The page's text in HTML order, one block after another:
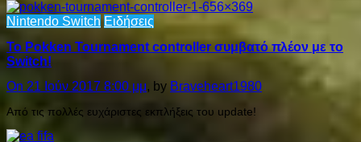
Nintendo Switch Ειδήσεις
To Pokken Tournament controller συμβατό πλέον με το
Switch!
On 21 Ιούν 2017 8:00 μμ, by Braveheart1980
Από τις πολλές ευχάριστες εκπλήξεις του update!